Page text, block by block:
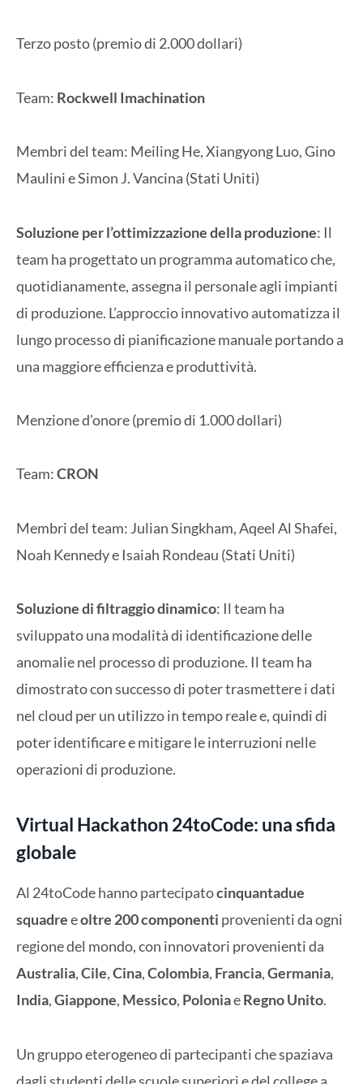
Terzo posto (premio di 2.000 dollari)
Team: Rockwell Imachination
Membri del team: Meiling He, Xiangyong Luo, Gino
Maulini e Simon J. Vancina (Stati Uniti)
Soluzione per l’ottimizzazione della produzione: Il
team ha progettato un programma automatico che,
quotidianamente, assegna il personale agli impianti
di produzione. L’approccio innovativo automatizza il
lungo processo di pianificazione manuale portando a
una maggiore efficienza e produttività.
Menzione d’onore (premio di 1.000 dollari)
Team:CRON
Membri del team: Julian Singkham, Aqeel Al Shafei,
Noah Kennedy e Isaiah Rondeau (Stati Uniti)
Soluzione di filtraggio dinamico: Il team ha
sviluppato una modalità di identificazione delle
anomalie nel processo di produzione. Il team ha
dimostrato con successo di poter trasmettere i dati
nel cloud per un utilizzo in tempo reale e, quindi di
poter identificare e mitigare le interruzioni nelle
operazioni di produzione.
Virtual Hackathon 24toCode: una sfida
globale
Al 24toCode hanno partecipatocinquantadue
squadreeoltre 200 componenti provenienti da ogni
regione del mondo, con innovatori provenienti da
Australia,Cile,Cina,Colombia, Francia,Germania,
India,Giappone, Messico, PoloniaeRegno Unito.
Un gruppo eterogeneo di partecipanti che spaziava
dagli studenti delle scuole superiori e del college a